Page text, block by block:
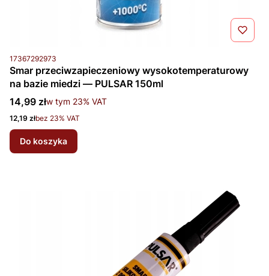
Kod produktu
17367292973
Smar przeciwzapieczeniowy wysokotemperaturowy
na bazie miedzi — PULSAR 150ml
Cena brutto
14,99 złw tym %s VAT
w tym 23% VAT
Cena netto
12,19 złbez 23% VAT
Do koszyka